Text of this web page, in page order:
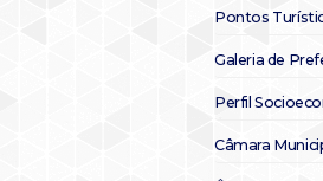
Pontos
Galeria de
Perfil
Câmara